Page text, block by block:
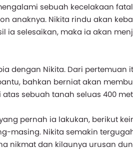
sebuah kecelakaan
anaknya. Nikita rindu akan
ia selesaikan, maka ia akan
dengan Nikita. Dari pertemuan
bahkan berniat akan
sebuah tanah seluas 400
pernah ia lakukan, berikut
masing. Nikita semakin
nikmat dan kilaunya urusan